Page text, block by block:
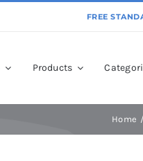
Products
Home